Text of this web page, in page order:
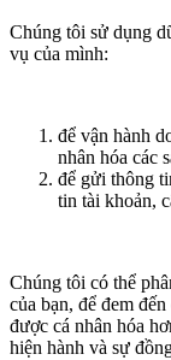
Chúng tôi sử dụng
vụ của mình:
để vận hành
nhân hóa các
để gửi thông
tin tài khoản,
Chúng tôi có thể
của bạn, để đem
được cá nhân hóa
hiện hành và sự